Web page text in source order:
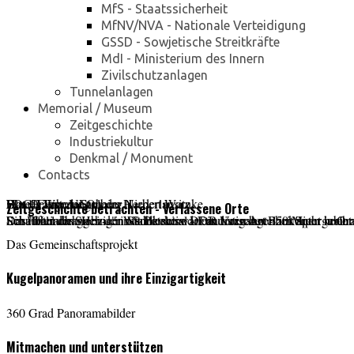
MfS - Staatssicherheit
MfNV/NVA - Nationale Verteidigung
GSSD - Sowjetische Streitkräfte
MdI - Ministerium des Innern
Zivilschutzanlagen
Tunnelanlagen
Memorial / Museum
Zeitgeschichte
Industriekultur
Denkmal / Monument
Contacts
Das Orange UFO
Schulbau der Siebziger mit Potential - Futuristischer Baukörper in
FDGB Erholungsheim Herbert Warnke
Ein Hotel das nach der Wende seine DDR Vergangenheit nicht
Hotel Fürst zu Stolberg
Das "Heinrich Heine" in Schierke war ein Luxushotel im
Blaues Wunder aus der Niederlausitz
Schaufelradbagger - ein Stahlkoloss der anderen Art - 50 Meter
Zeitgeschichte betrachten - Verlassene Orte
Das Gemeinschaftsprojekt
Kugelpanoramen und ihre Einzigartigkeit
360 Grad Panoramabilder
Mitmachen und unterstützen